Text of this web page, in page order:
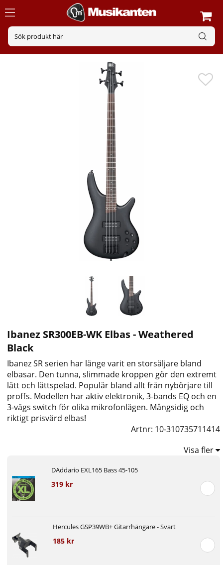
Ibanez SR300EB-WK Elbas - Weathered
Black
Ibanez SR serien har länge varit en storsäljare bland
elbasar. Den tunna, slimmade kroppen gör den extremt
lätt och lättspelad. Populär bland allt från nybörjare till
proffs. Modellen har aktiv elektronik, 3-bands EQ och en
3-vägs switch för olika mikrofonlägen. Mångsidig och
riktigt prisvärd elbas!
Artnr: 10-310735711414
Visa fler
DAddario EXL165 Bass 45-105
319 kr
Hercules GSP39WB+ Gitarrhängare - Svart
185 kr